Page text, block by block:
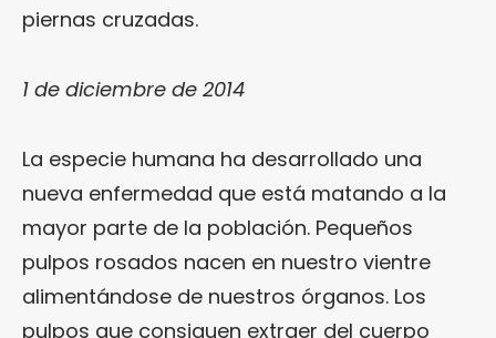
piernas cruzadas.
1 de diciembre de 2014
La especie humana ha desarrollado una
nueva enfermedad que está matando a la
mayor parte de la población. Pequeños
pulpos rosados nacen en nuestro vientre
alimentándose de nuestros órganos. Los
pulpos que consiguen extraer del cuerpo